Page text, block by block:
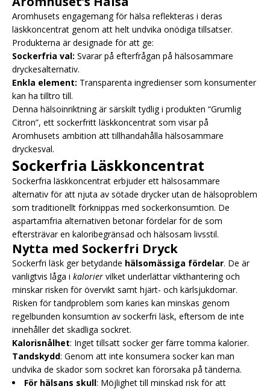
Aromhusets engagemang för hälsa reflekteras i deras
läskkoncentrat genom att helt undvika onödiga tillsatser.
Produkterna är designade för att ge:
Sockerfria val: Svarar på efterfrågan på hälsosammare
dryckesalternativ.
Enkla element: Transparenta ingredienser som konsumenter
kan ha tilltro till.
Denna hälsoinriktning är särskilt tydlig i produkten “Grumlig
Citron”, ett sockerfritt läskkoncentrat som visar på
Aromhusets ambition att tillhandahålla hälsosammare
dryckesval.
Sockerfria Läskkoncentrat
Sockerfria läskkoncentrat erbjuder ett hälsosammare
alternativ för att njuta av sötade drycker utan de hälsoproblem
som traditionellt förknippas med sockerkonsumtion. De
aspartamfria alternativen betonar fördelar för de som
eftersträvar en kaloribegränsad och hälsosam livsstil.
Nytta med Sockerfri Dryck
Sockerfri läsk ger betydande hälsomässiga fördelar. De är
vanligtvis låga i kalorier vilket underlättar vikthantering och
minskar risken för övervikt samt hjärt- och kärlsjukdomar.
Risken för tandproblem som karies kan minskas genom
regelbunden konsumtion av sockerfri läsk, eftersom de inte
innehåller det skadliga sockret.
Kalorisnålhet: Inget tillsatt socker ger färre tomma kalorier.
Tandskydd: Genom att inte konsumera socker kan man
undvika de skador som sockret kan förorsaka på tänderna.
För hälsans skull: Möjlighet till minskad risk för att